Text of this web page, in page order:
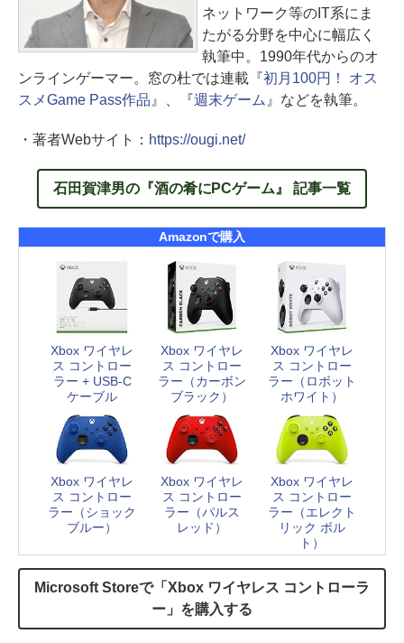
ネットワーク等のIT系にま
たがる分野を中心に幅広く
執筆中。1990年代からのオ
ンラインゲーマー。窓の杜では連載『初月100円！ オス
スメGame Pass作品 』、『週末ゲーム 』などを執筆。
・著者Webサイト： https://ougi.net/
石田賀津男の『酒の肴にPCゲーム』 記事一覧
Amazonで購入
Xbox ワイヤレ
ス コントロー
ラー + USB-C
ケーブル
Xbox ワイヤレ
ス コントロー
ラー（カーボン
ブラック）
Xbox ワイヤレ
ス コントロー
ラー（ロボット
ホワイト）
Xbox ワイヤレ
ス コントロー
ラー（ショック
ブルー）
Xbox ワイヤレ
ス コントロー
ラー（パルス
レッド）
Xbox ワイヤレ
ス コントロー
ラー（エレクト
リック ボル
ト）
Microsoft Storeで「Xbox ワイヤレス コントローラ
ー」を購入する